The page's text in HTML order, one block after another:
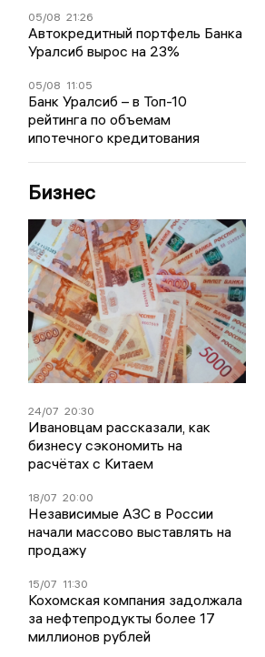
05/08 21:26
Автокредитный портфель Банка
Уралсиб вырос на 23%
05/08 11:05
Банк Уралсиб – в Топ-10
рейтинга по объемам
ипотечного кредитования
Бизнес
24/07 20:30
Ивановцам рассказали, как
бизнесу сэкономить на
расчётах с Китаем
18/07 20:00
Независимые АЗС в России
начали массово выставлять на
продажу
15/07 11:30
Кохомская компания задолжала
за нефтепродукты более 17
миллионов рублей